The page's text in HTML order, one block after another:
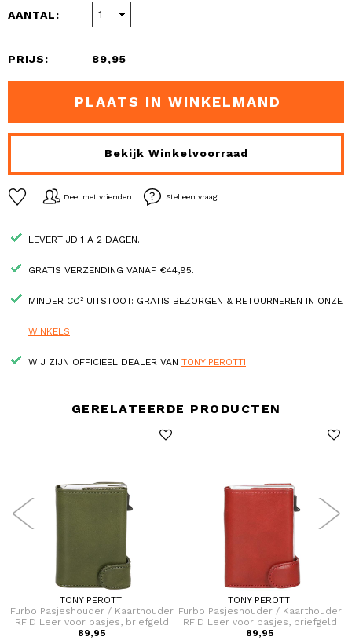
AANTAL:
PRIJS: 89,95
PLAATS IN WINKELMAND
Bekijk Winkelvoorraad
Deel met vrienden Stel een vraag
LEVERTIJD 1 A 2 DAGEN.
GRATIS VERZENDING VANAF €44,95.
MINDER CO² UITSTOOT: GRATIS BEZORGEN & RETOURNEREN IN ONZE
WINKELS.
WIJ ZIJN OFFICIEEL DEALER VAN TONY PEROTTI.
GERELATEERDE PRODUCTEN
TONY PEROTTI
Furbo Pasjeshouder / Kaarthouder
RFID Leer voor pasjes, briefgeld
en kleingeld
89,95
TONY PEROTTI
Furbo Pasjeshouder / Kaarthouder
RFID Leer voor pasjes, briefgeld
en kleingeld
89,95